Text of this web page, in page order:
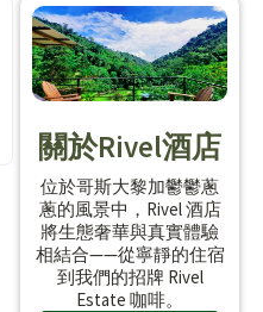
關於Rivel酒店
位於哥斯大黎加鬱鬱蔥
蔥的風景中，Rivel 酒店
將生態奢華與真實體驗
相結合——從寧靜的住宿
到我們的招牌 Rivel
Estate 咖啡。